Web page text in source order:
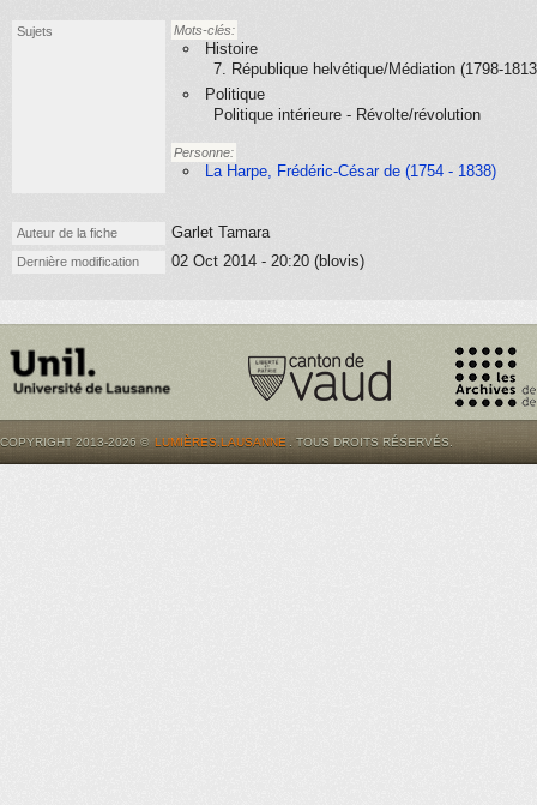
Sujets Mots-clés:
Histoire
7. République helvétique/Médiation (1798-
Politique
Politique intérieure - Révolte/révolution
Personne:
La Harpe, Frédéric-César de (1754 - 1838)
Auteur de la fiche Garlet Tamara
Dernière modification 02 Oct 2014 - 20:20 (blovis)
COPYRIGHT 2013-2026 © LUMIÈRES.LAUSANNE . TOUS DROITS RÉSERVÉS.